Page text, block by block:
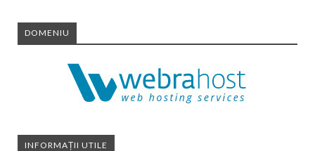
DOMENIU
INFORMAȚII UTILE